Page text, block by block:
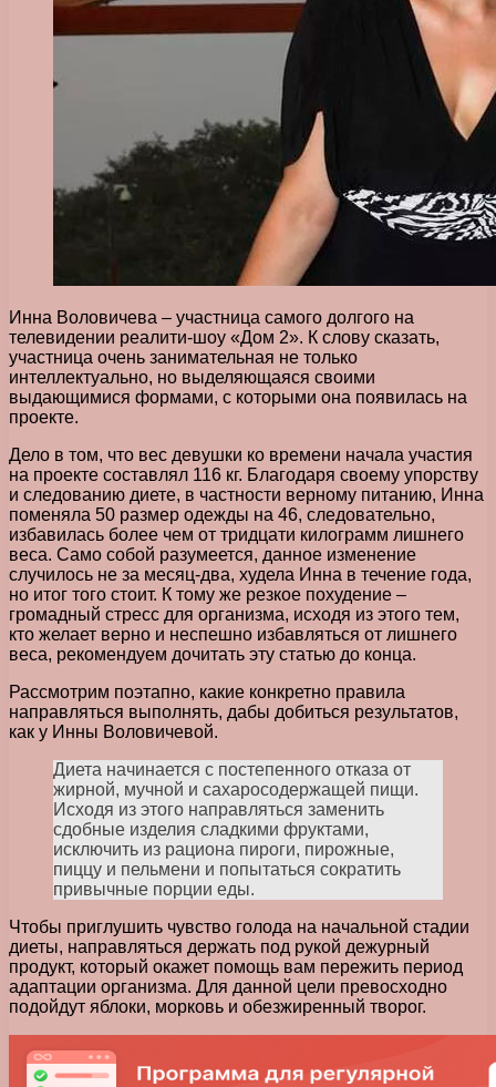
Инна Воловичева – участница самого долгого на
телевидении реалити-шоу «Дом 2». К слову сказать,
участница очень занимательная не только
интеллектуально, но выделяющаяся своими
выдающимися формами, с которыми она появилась на
проекте.
Дело в том, что вес девушки ко времени начала участия
на проекте составлял 116 кг. Благодаря своему упорству
и следованию диете, в частности верному питанию, Инна
поменяла 50 размер одежды на 46, следовательно,
избавилась более чем от тридцати килограмм лишнего
веса. Само собой разумеется, данное изменение
случилось не за месяц-два, худела Инна в течение года,
но итог того стоит. К тому же резкое похудение –
громадный стресс для организма, исходя из этого тем,
кто желает верно и неспешно избавляться от лишнего
веса, рекомендуем дочитать эту статью до конца.
Рассмотрим поэтапно, какие конкретно правила
направляться выполнять, дабы добиться результатов,
как у Инны Воловичевой.
Диета начинается с постепенного отказа от
жирной, мучной и сахаросодержащей пищи.
Исходя из этого направляться заменить
сдобные изделия сладкими фруктами,
исключить из рациона пироги, пирожные,
пиццу и пельмени и попытаться сократить
привычные порции еды.
Чтобы приглушить чувство голода на начальной стадии
диеты, направляться держать под рукой дежурный
продукт, который окажет помощь вам пережить период
адаптации организма. Для данной цели превосходно
подойдут яблоки, морковь и обезжиренный творог.